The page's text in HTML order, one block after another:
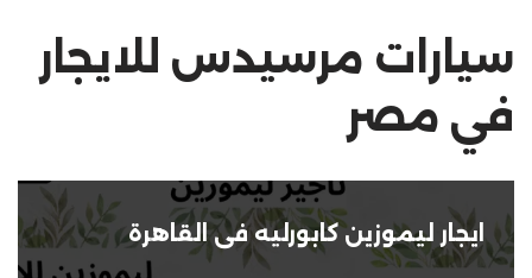
سيارات مرسيدس للايجار
في مصر
ايجار ليموزين كابورليه فى القاهرة